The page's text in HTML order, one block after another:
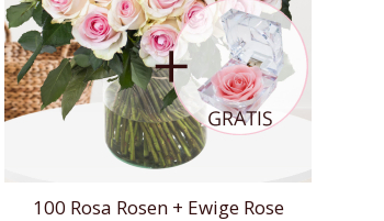
100 Rosa Rosen + Ewige Rose